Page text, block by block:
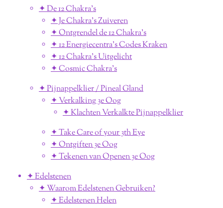
✦ De 12 Chakra's
✦ Je Chakra's Zuiveren
✦ Ontgrendel de 12 Chakra's
✦ 12 Energiecentra's Codes Kraken
✦ 12 Chakra's Uitgelicht
✦ Cosmic Chakra's
✦ Pijnappelklier / Pineal Gland
✦ Verkalking 3e Oog
✦ Klachten Verkalkte Pijnappelklier
✦ Take Care of your 3th Eye
✦ Ontgiften 3e Oog
✦ Tekenen van Openen 3e Oog
✦ Edelstenen
✦ Waarom Edelstenen Gebruiken?
✦ Edelstenen Helen